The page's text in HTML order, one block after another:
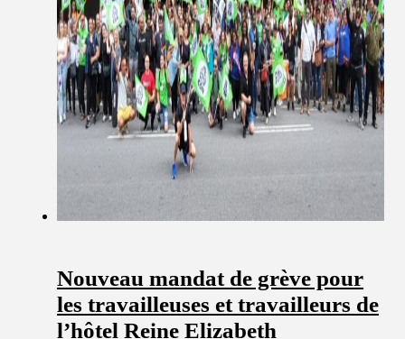
Nouveau mandat de grève pour
les travailleuses et travailleurs de
l’hôtel Reine Elizabeth